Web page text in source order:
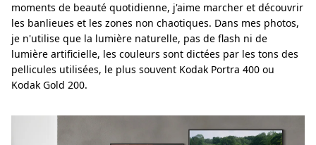
moments de beauté quotidienne, j'aime marcher et découvrir
les banlieues et les zones non chaotiques. Dans mes photos,
je n'utilise que la lumière naturelle, pas de flash ni de
lumière artificielle, les couleurs sont dictées par les tons des
pellicules utilisées, le plus souvent Kodak Portra 400 ou
Kodak Gold 200.